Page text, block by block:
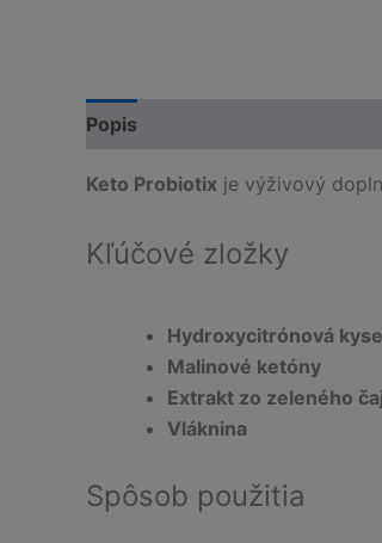
Popis
Keto Probiotix je výživový
Kľúčové zložky
Hydroxycitrónová
Malinové ketóny
Extrakt zo zeleného
Vláknina
Spôsob použitia